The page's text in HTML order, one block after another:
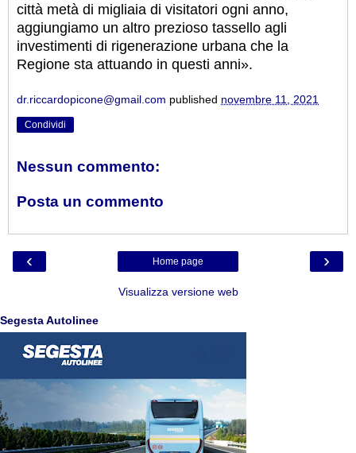
città metà di migliaia di visitatori ogni anno,
aggiungiamo un altro prezioso tassello agli
investimenti di rigenerazione urbana che la
Regione sta attuando in questi anni».
dr.riccardopicone@gmail.com published novembre 11, 2021
Condividi
Nessun commento:
Posta un commento
‹ ›
Home page
Visualizza versione web
Segesta Autolinee